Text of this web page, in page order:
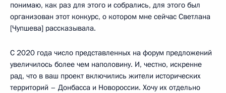
понимаю, как раз для этого и собрались, для этого был
организован этот конкурс, о котором мне сейчас Светлана
[Чупшева] рассказывала.
С 2020 года число представленных на форум предложений
увеличилось более чем наполовину. И, честно, искренне
рад, что в ваш проект включились жители исторических
территорий – Донбасса и Новороссии. Хочу их отдельно